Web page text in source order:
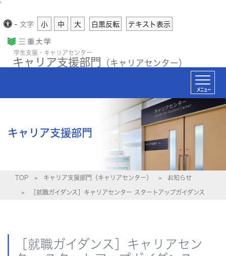
'
- 文字 小 中 大 白黒反転 テキスト表示
学生支援・キャリアセンター
キャリア支援部門 （キャリアセンター）
メニュー
キャリア支援部門
TOP キャリア支援部門（キャリアセンター） お知らせ
［就職ガイダンス］キャリアセンター スタートアップガイダンス
［就職ガイダンス］キャリアセン